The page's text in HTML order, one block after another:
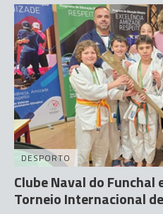
DESPORTO
Clube Naval do Funchal
Torneio Internacional